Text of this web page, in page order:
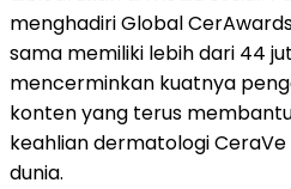
menghadiri Global
sama memiliki lebih dari 44
mencerminkan kuatnya
konten yang terus
keahlian dermatologi
dunia.